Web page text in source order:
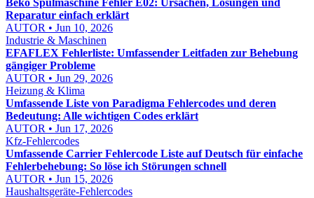
Beko Spülmaschine Fehler E02: Ursachen, Lösungen und
Reparatur einfach erklärt
AUTOR • Jun 10, 2026
Industrie & Maschinen
EFAFLEX Fehlerliste: Umfassender Leitfaden zur Behebung
gängiger Probleme
AUTOR • Jun 29, 2026
Heizung & Klima
Umfassende Liste von Paradigma Fehlercodes und deren
Bedeutung: Alle wichtigen Codes erklärt
AUTOR • Jun 17, 2026
Kfz-Fehlercodes
Umfassende Carrier Fehlercode Liste auf Deutsch für einfache
Fehlerbehebung: So löse ich Störungen schnell
AUTOR • Jun 15, 2026
Haushaltsgeräte-Fehlercodes